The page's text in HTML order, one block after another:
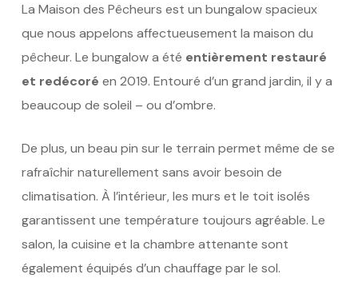
La Maison des Pêcheurs est un bungalow spacieux
que nous appelons affectueusement la maison du
pêcheur. Le bungalow a été entièrement restauré
et redécoré en 2019. Entouré d’un grand jardin, il y a
beaucoup de soleil – ou d’ombre.
De plus, un beau pin sur le terrain permet même de se
rafraîchir naturellement sans avoir besoin de
climatisation. À l’intérieur, les murs et le toit isolés
garantissent une température toujours agréable. Le
salon, la cuisine et la chambre attenante sont
également équipés d’un chauffage par le sol.